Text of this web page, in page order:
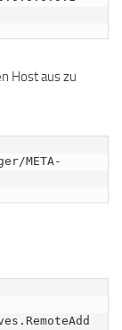
Host aus zu
META-